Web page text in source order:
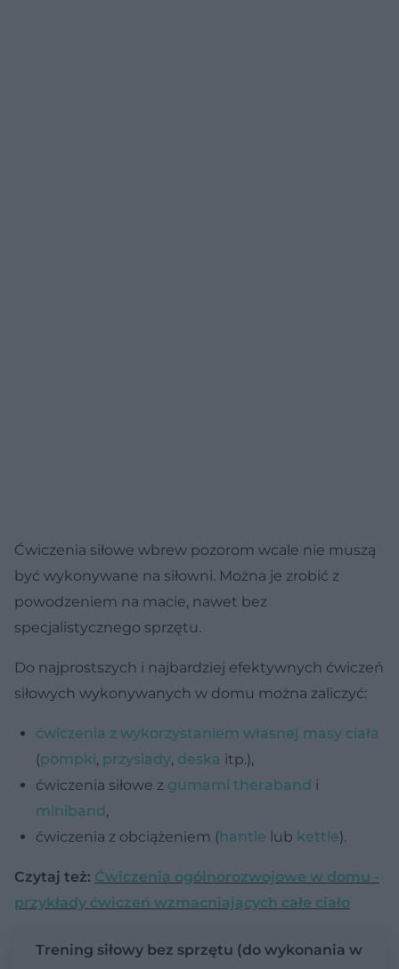
Ćwiczenia siłowe wbrew pozorom wcale nie muszą
być wykonywane na siłowni. Można je zrobić z
powodzeniem na macie, nawet bez
specjalistycznego sprzętu.
Do najprostszych i najbardziej efektywnych ćwiczeń
siłowych wykonywanych w domu można zaliczyć:
ćwiczenia z wykorzystaniem własnej masy ciała
(pompki, przysiady, deska itp.),
ćwiczenia siłowe z gumami theraband i
miniband,
ćwiczenia z obciążeniem (hantle lub kettle).
Czytaj też: Ćwiczenia ogólnorozwojowe w domu -
przykłady ćwiczeń wzmacniających całe ciało
Trening siłowy bez sprzętu (do wykonania w